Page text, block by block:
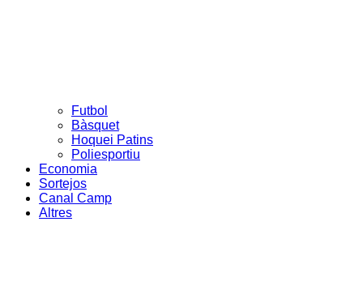
Futbol
Bàsquet
Hoquei Patins
Poliesportiu
Economia
Sortejos
Canal Camp
Altres